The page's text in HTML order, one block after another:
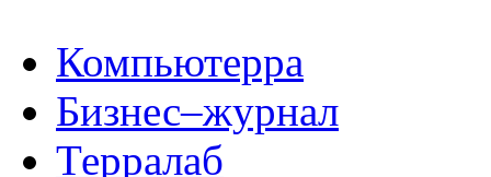
Компьютерра
Бизнес–журнал
Терралаб